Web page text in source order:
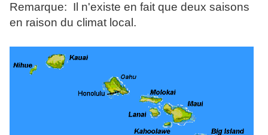
Remarque: Il n'existe en fait que deux saisons
en raison du climat local.